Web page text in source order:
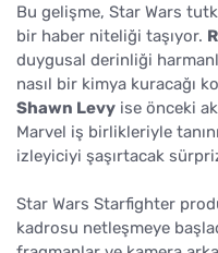
Bu gelişme, Star Wars
bir haber niteliği taşıyor.
duygusal derinliği
nasıl bir kimya kuracağı
Shawn Levy ise önceki
Marvel iş birlikleriyle
izleyiciyi şaşırtacak
Star Wars Starfighter
kadrosu netleşmeye